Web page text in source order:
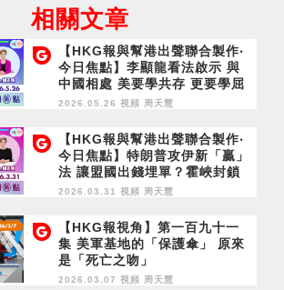
相關文章
【HKG報與幫港出聲聯合製作‧
今日焦點】李顯龍看法啟示 與
中國相處 美要學共存 更要學屈
服 中學校長涉星洲爆粗 為何教
2026.05.26 視頻 周天慧
【HKG報與幫港出聲聯合製作‧
今日焦點】特朗普攻伊新「贏」
法 讓盟國出錢埋單？霍峽封鎖
照撤軍？黃循財高規格訪港 只
2026.03.31 視頻 周天慧
【HKG報視角】第一百九十一
集 美軍基地的「保護傘」 原來
是「死亡之吻」
2026.03.07 視頻 周天慧